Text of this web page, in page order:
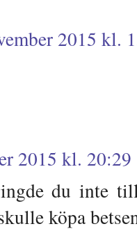
2015 kl.
2015 kl. 20:29
du inte
köpa